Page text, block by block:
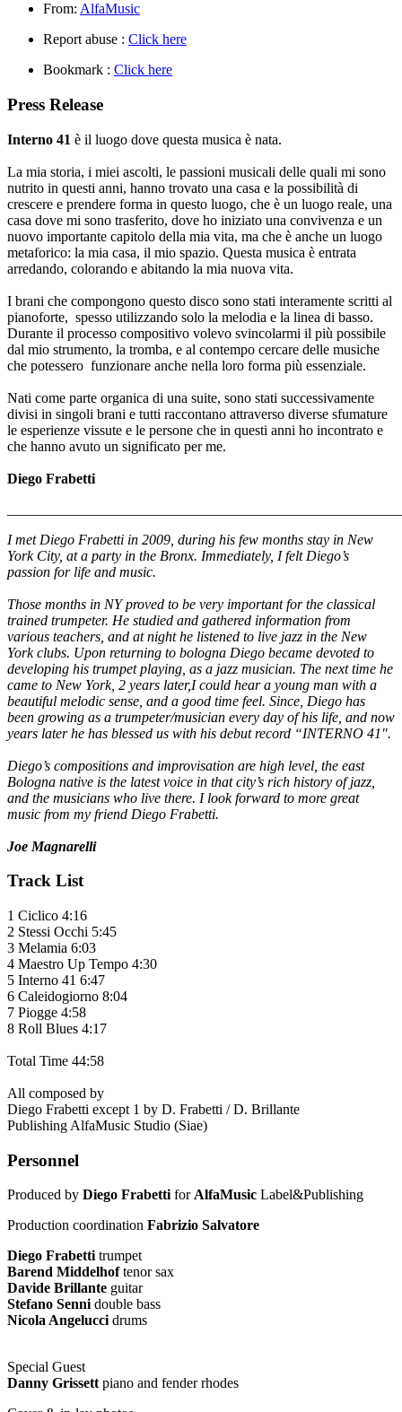
From: AlfaMusic
Report abuse : Click here
Bookmark : Click here
Press Release
Interno 41 è il luogo dove questa musica è nata.
La mia storia, i miei ascolti, le passioni musicali delle quali mi sono
nutrito in questi anni, hanno trovato una casa e la possibilità di
crescere e prendere forma in questo luogo, che è un luogo reale, una
casa dove mi sono trasferito, dove ho iniziato una convivenza e un
nuovo importante capitolo della mia vita, ma che è anche un luogo
metaforico: la mia casa, il mio spazio. Questa musica è entrata
arredando, colorando e abitando la mia nuova vita.
I brani che compongono questo disco sono stati interamente scritti al
pianoforte, spesso utilizzando solo la melodia e la linea di basso.
Durante il processo compositivo volevo svincolarmi il più possibile
dal mio strumento, la tromba, e al contempo cercare delle musiche
che potessero funzionare anche nella loro forma più essenziale.
Nati come parte organica di una suite, sono stati successivamente
divisi in singoli brani e tutti raccontano attraverso diverse sfumature
le esperienze vissute e le persone che in questi anni ho incontrato e
che hanno avuto un significato per me.
Diego Frabetti
I met Diego Frabetti in 2009, during his few months stay in New
York City, at a party in the Bronx. Immediately, I felt Diego’s
passion for life and music.
Those months in NY proved to be very important for the classical
trained trumpeter. He studied and gathered information from
various teachers, and at night he listened to live jazz in the New
York clubs. Upon returning to bologna Diego became devoted to
developing his trumpet playing, as a jazz musician. The next time he
came to New York, 2 years later,I could hear a young man with a
beautiful melodic sense, and a good time feel. Since, Diego has
been growing as a trumpeter/musician every day of his life, and now
years later he has blessed us with his debut record “INTERNO 41".
Diego’s compositions and improvisation are high level, the east
Bologna native is the latest voice in that city’s rich history of jazz,
and the musicians who live there. I look forward to more great
music from my friend Diego Frabetti.
Joe Magnarelli
Track List
1 Ciclico 4:16
2 Stessi Occhi 5:45
3 Melamia 6:03
4 Maestro Up Tempo 4:30
5 Interno 41 6:47
6 Caleidogiorno 8:04
7 Piogge 4:58
8 Roll Blues 4:17
Total Time 44:58
All composed by
Diego Frabetti except 1 by D. Frabetti / D. Brillante
Publishing AlfaMusic Studio (Siae)
Personnel
Produced by Diego FrabettiforAlfaMusic Label&Publishing
Production coordination Fabrizio Salvatore
Diego Frabettitrumpet
Barend Middelhoftenor sax
Davide Brillante guitar
Stefano Sennidouble bass
Nicola Angeluccidrums
Special Guest
Danny Grissettpiano and fender rhodes